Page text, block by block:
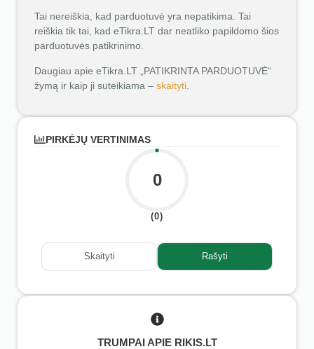
Tai nereiškia, kad parduotuvė yra nepatikima. Tai
reiškia tik tai, kad eTikra.LT dar neatliko papildomo šios
parduotuvės patikrinimo.
Daugiau apie eTikra.LT „PATIKRINTA PARDUOTUVĖ“
žymą ir kaip ji suteikiama – skaityti
PIRKĖJŲ VERTINIMAS
0
(0)
Skaityti Rašyti
TRUMPAI APIE RIKIS.LT